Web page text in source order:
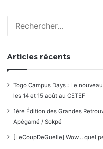
Articles récents
Togo Campus Days : Le
les 14 et 15 août au CETEF
1ère Édition des Grandes
Apégamé / Sokpé
[LeCoupDeGuelle] Wow… quel